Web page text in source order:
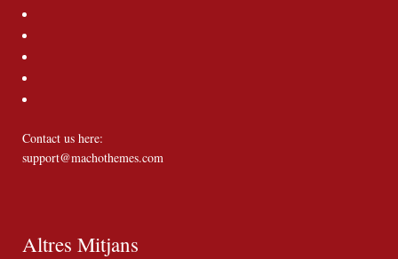
Contact us here:
support@machothemes.com
Altres Mitjans